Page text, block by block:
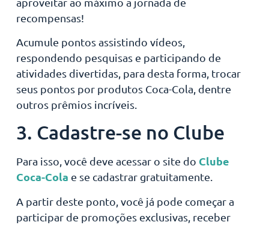
recompensas!
Acumule pontos assistindo vídeos,
respondendo pesquisas e participando de
atividades divertidas, para desta forma, trocar
seus pontos por produtos Coca-Cola, dentre
outros prêmios incríveis.
3. Cadastre-se no Clube
Para isso, você deve acessar o site do Clube
Coca-Cola e se cadastrar gratuitamente.
A partir deste ponto, você já pode começar a
participar de promoções exclusivas, receber